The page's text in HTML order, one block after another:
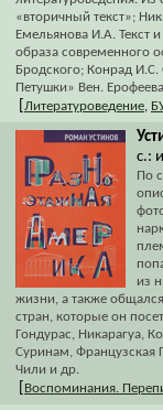
«вторичный текст»;
Емельянова И.А. Текст
образа современного
Бродского; Конрад И.С.
Петушки» Вен.
Литературоведение,
с.:
По
из
жизни, а также
стран, которые он
Гондурас, Никарагуа,
Суринам, Французская
Чили и др.
Воспоминания.